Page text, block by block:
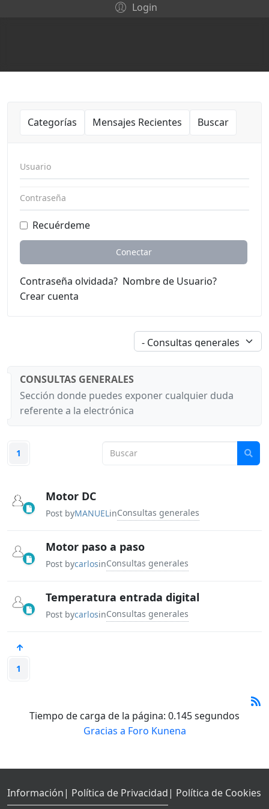
Login
Categorías Mensajes Recientes Buscar
Usuario
Contraseña
Recuérdeme
Conectar
Contraseña olvidada? Nombre de Usuario?
Crear cuenta
CONSULTAS GENERALES
Sección donde puedes exponer cualquier duda
referente a la electrónica
1
Motor DC
Post byMANUELinConsultas generales
Motor paso a paso
Post bycarlosinConsultas generales
Temperatura entrada digital
Post bycarlosinConsultas generales
1
Tiempo de carga de la página: 0.145 segundos
Gracias a Foro Kunena
Información| Política de Privacidad| Política de Cookies